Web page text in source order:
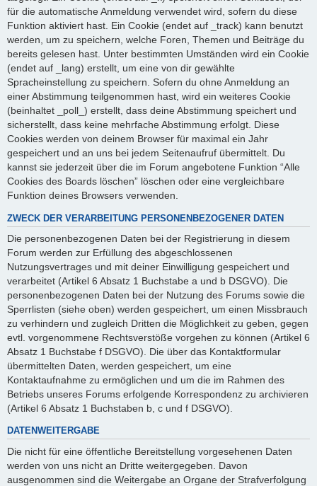
für die automatische Anmeldung verwendet wird, sofern du diese
Funktion aktiviert hast. Ein Cookie (endet auf _track) kann benutzt
werden, um zu speichern, welche Foren, Themen und Beiträge du
bereits gelesen hast. Unter bestimmten Umständen wird ein Cookie
(endet auf _lang) erstellt, um eine von dir gewählte
Spracheinstellung zu speichern. Sofern du ohne Anmeldung an
einer Abstimmung teilgenommen hast, wird ein weiteres Cookie
(beinhaltet _poll_) erstellt, dass deine Abstimmung speichert und
sicherstellt, dass keine mehrfache Abstimmung erfolgt. Diese
Cookies werden von deinem Browser für maximal ein Jahr
gespeichert und an uns bei jedem Seitenaufruf übermittelt. Du
kannst sie jederzeit über die im Forum angebotene Funktion “Alle
Cookies des Boards löschen” löschen oder eine vergleichbare
Funktion deines Browsers verwenden.
ZWECK DER VERARBEITUNG PERSONENBEZOGENER DATEN
Die personenbezogenen Daten bei der Registrierung in diesem
Forum werden zur Erfüllung des abgeschlossenen
Nutzungsvertrages und mit deiner Einwilligung gespeichert und
verarbeitet (Artikel 6 Absatz 1 Buchstabe a und b DSGVO). Die
personenbezogenen Daten bei der Nutzung des Forums sowie die
Sperrlisten (siehe oben) werden gespeichert, um einen Missbrauch
zu verhindern und zugleich Dritten die Möglichkeit zu geben, gegen
evtl. vorgenommene Rechtsverstöße vorgehen zu können (Artikel 6
Absatz 1 Buchstabe f DSGVO). Die über das Kontaktformular
übermittelten Daten, werden gespeichert, um eine
Kontaktaufnahme zu ermöglichen und um die im Rahmen des
Betriebs unseres Forums erfolgende Korrespondenz zu archivieren
(Artikel 6 Absatz 1 Buchstaben b, c und f DSGVO).
DATENWEITERGABE
Die nicht für eine öffentliche Bereitstellung vorgesehenen Daten
werden von uns nicht an Dritte weitergegeben. Davon
ausgenommen sind die Weitergabe an Organe der Strafverfolgung